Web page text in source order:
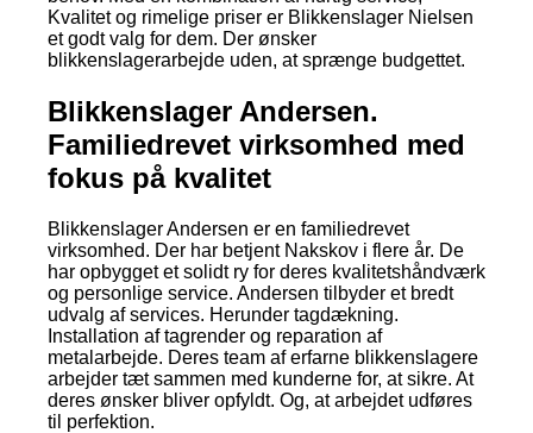
Kvalitet og rimelige priser er Blikkenslager Nielsen
et godt valg for dem. Der ønsker
blikkenslagerarbejde uden, at sprænge budgettet.
Blikkenslager Andersen.
Familiedrevet virksomhed med
fokus på kvalitet
Blikkenslager Andersen er en familiedrevet
virksomhed. Der har betjent Nakskov i flere år. De
har opbygget et solidt ry for deres kvalitetshåndværk
og personlige service. Andersen tilbyder et bredt
udvalg af services. Herunder tagdækning.
Installation af tagrender og reparation af
metalarbejde. Deres team af erfarne blikkenslagere
arbejder tæt sammen med kunderne for, at sikre. At
deres ønsker bliver opfyldt. Og, at arbejdet udføres
til perfektion.